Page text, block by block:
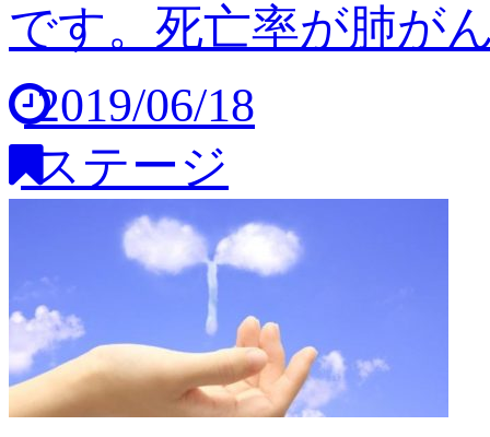
です。死亡率が肺が
2019/06/18
ステージ